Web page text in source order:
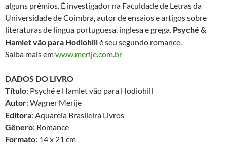
alguns prêmios. É investigador na Faculdade de Letras da
Universidade de Coimbra, autor de ensaios e artigos sobre
literaturas de língua portuguesa, inglesa e grega. Psyché &
Hamlet vão para Hodiohillé seu segundo romance.
Saiba mais emwww.merije.com.br
DADOS DO LIVRO
Título: Psyché e Hamlet vão para Hodiohill
Autor: Wagner Merije
Editora: Aquarela Brasileira Livros
Gênero: Romance
Formato: 14 x 21 cm